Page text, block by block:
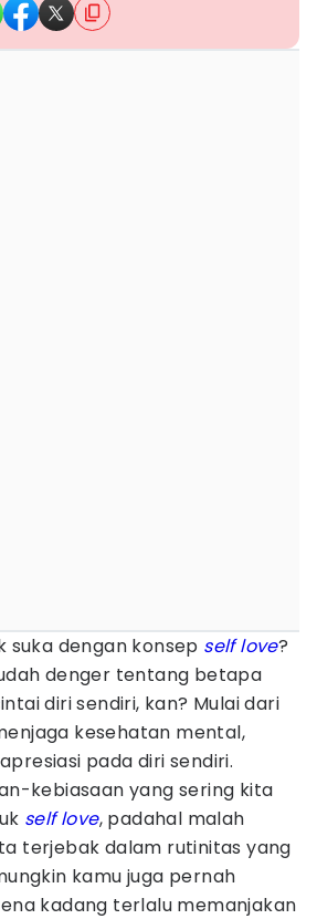
suka dengan konsep self love?
denger tentang betapa
diri sendiri, kan? Mulai dari
kesehatan mental,
pada diri sendiri.
kebiasaan yang sering kita
self love, padahal malah
terjebak dalam rutinitas yang
kamu juga pernah
kadang terlalu memanjakan